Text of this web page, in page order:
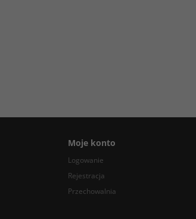
Moje konto
Logowanie
Rejestracja
Przechowalnia